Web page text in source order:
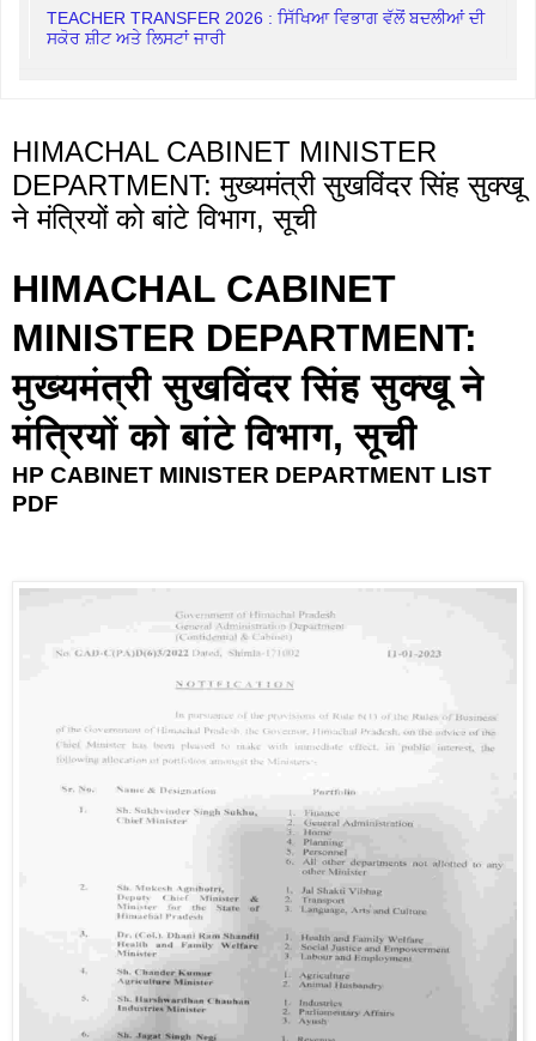
TEACHER TRANSFER 2026 : ਸਿੱਖਿਆ ਵਿਭਾਗ ਵੱਲੋਂ ਬਦਲੀਆਂ ਦੀ
ਸਕੋਰ ਸ਼ੀਟ ਅਤੇ ਲਿਸਟਾਂ ਜਾਰੀ
HIMACHAL CABINET MINISTER
DEPARTMENT: मुख्यमंत्री सुखविंदर सिंह सुक्खू
ने मंत्रियों को बांटे विभाग, सूची
HIMACHAL CABINET
MINISTER DEPARTMENT:
मुख्यमंत्री सुखविंदर सिंह सुक्खू ने
मंत्रियों को बांटे विभाग, सूची ‌
HP CABINET MINISTER DEPARTMENT LIST
PDF